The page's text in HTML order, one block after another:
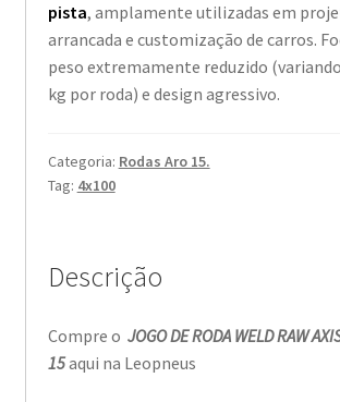
pista, amplamente utilizadas em
arrancada e customização de carros.
peso extremamente reduzido (variando
kg por roda) e design agressivo.
Categoria: Rodas Aro 15.
Tag: 4x100
Descrição
Compre o JOGO DE RODA WELD RAW
15aqui na Leopneus